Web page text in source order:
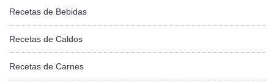
Recetas de Bebidas
Recetas de Caldos
Recetas de Carnes